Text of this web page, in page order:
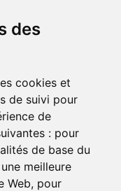
des
cookies et
de suivi pour
de
: pour
de base du
meilleure
Web, pour
de
a engendré
LUCAS